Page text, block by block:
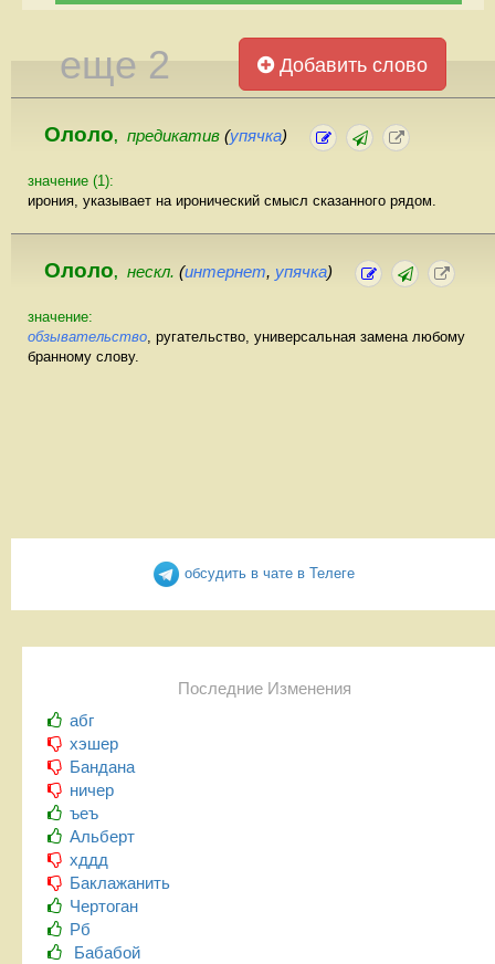
еще 2 Добавить слово
Ололо, предикатив (упячка)
значение (1):
ирония, указывает на иронический смысл сказанного рядом.
Ололо, нескл. (интернет, упячка)
значение:
обзывательство , ругательство, универсальная замена любому
бранному слову.
обсудить в чате в Телеге
Последние Изменения
абг
хэшер
Бандана
ничер
ъеъ
Альберт
хддд
Баклажанить
Чертоган
Рб
Бабабой